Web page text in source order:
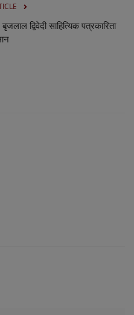
द्विवेदी साहित्यिक पत्रकारिता